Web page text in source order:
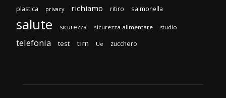
plastica privacy richiamo ritiro salmonella
salute sicurezza sicurezza alimentare studio
telefonia test tim Ue zucchero